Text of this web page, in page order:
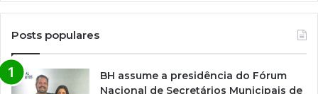
Posts populares
BH assume a presidência do Fórum
Nacional de Secretários Municipais de